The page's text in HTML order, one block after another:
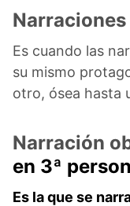
Narraciones
Es cuando las
su mismo
otro, ósea hasta
Narración
en 3ª
Es la que se